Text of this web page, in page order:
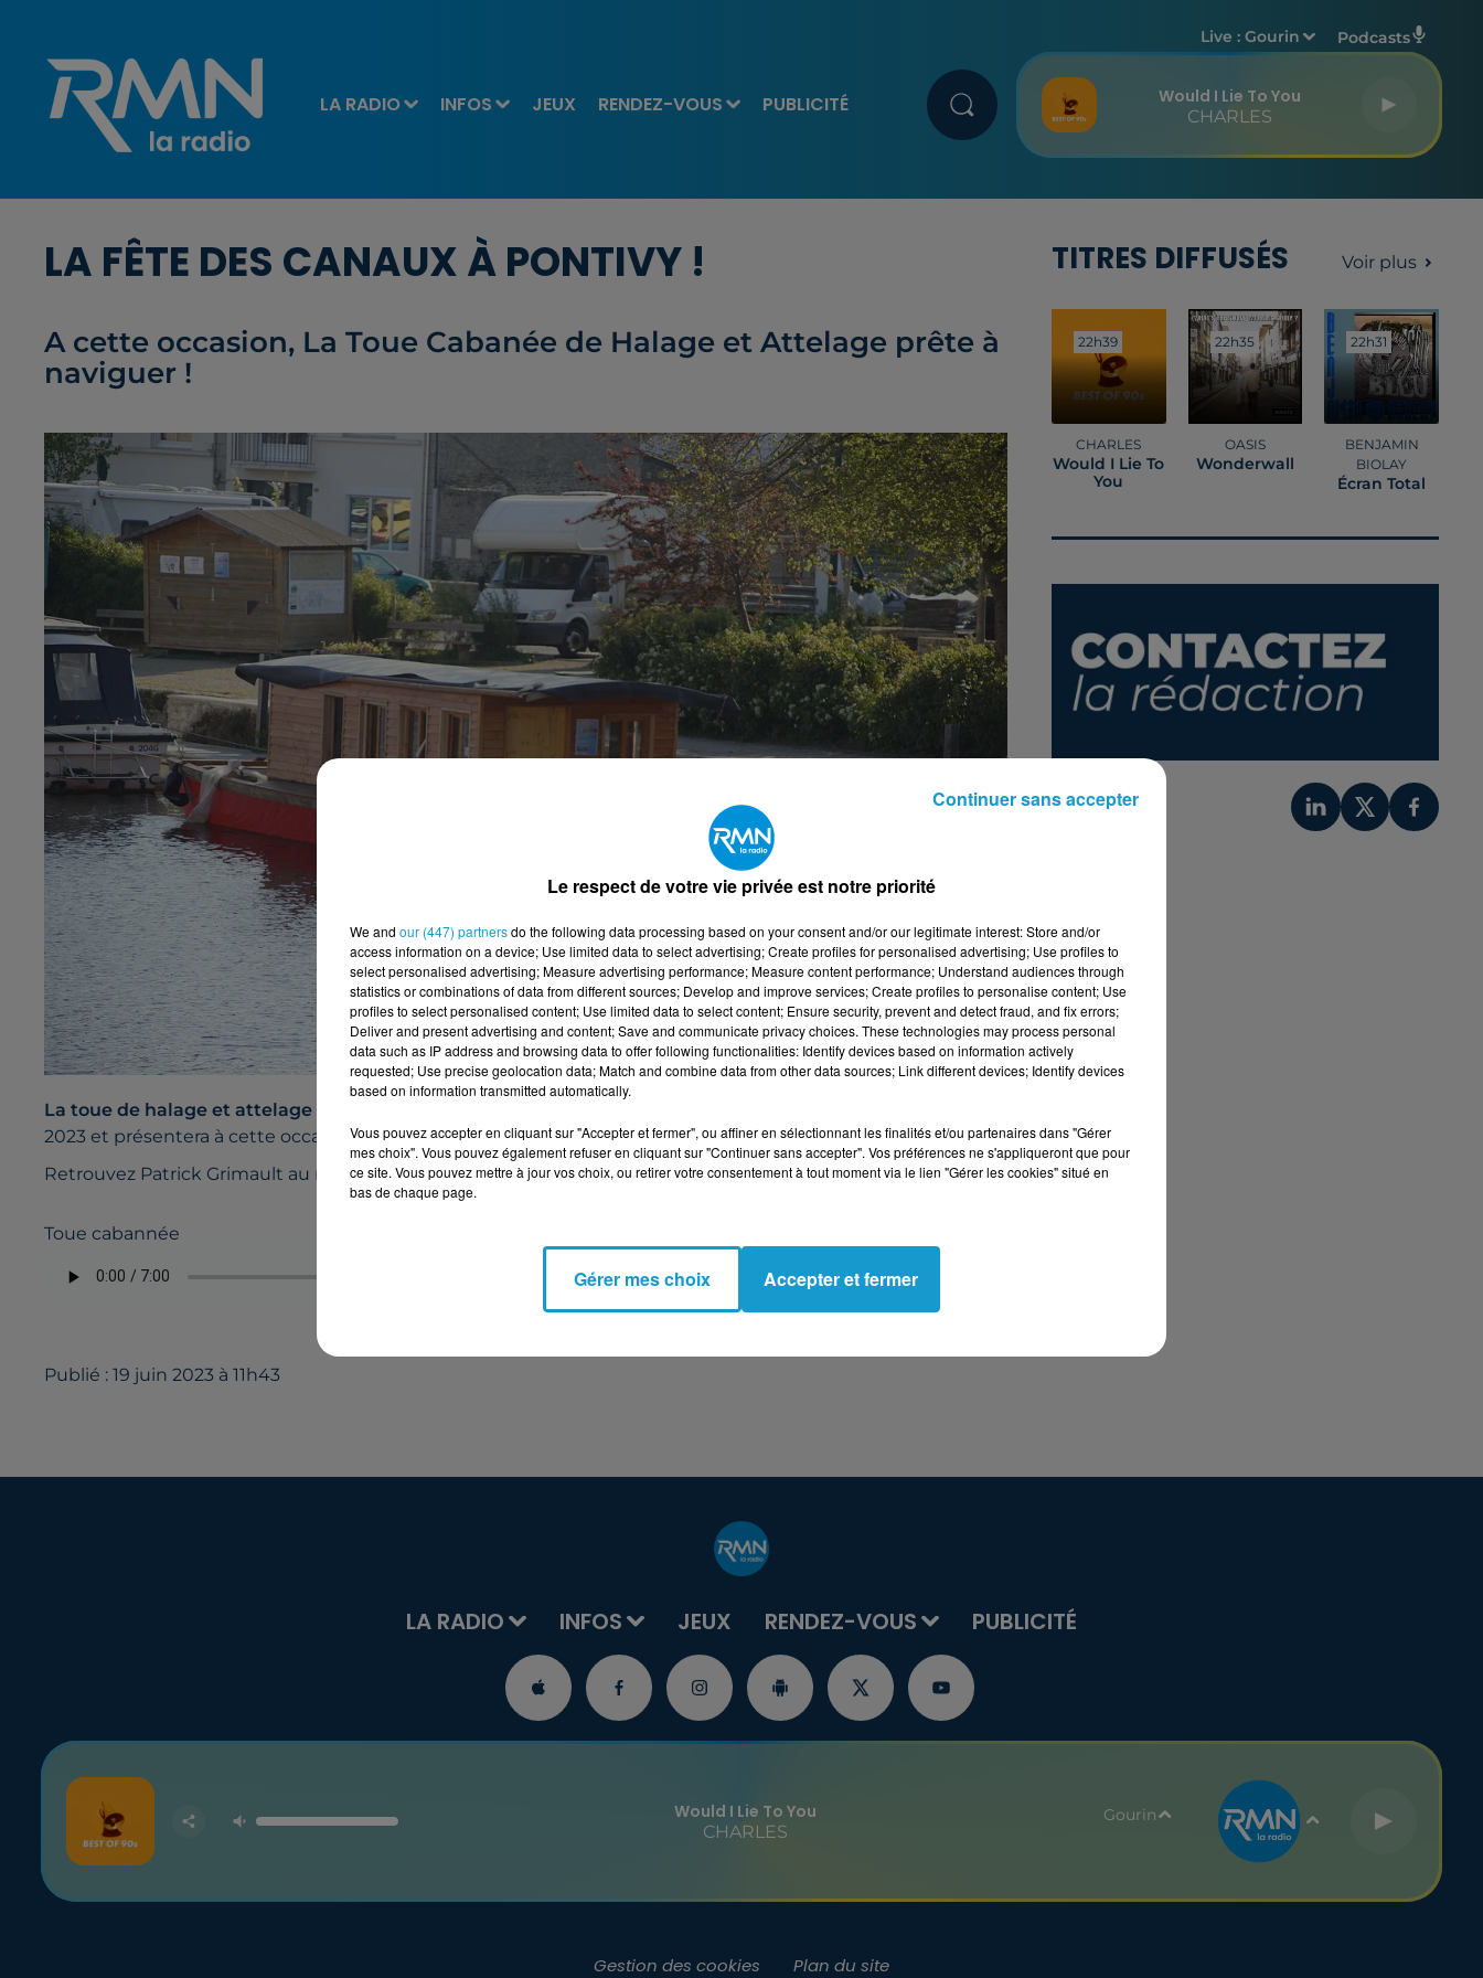
LA RADIO INFOS JEUX RENDEZ-VOUS PUBLICITÉ
Live :Gourin Podcasts
Would I Lie To You
CHARLES
LA FÊTE DES CANAUX À PONTIVY !
A cette occasion, La Toue Cabanée de Halage et Attelage prête à
naviguer !
La toue de halage et attelage
2023 et présentera à cette occasion au grand public, sa toue construite de toute pièce par l’association.
Retrouvez Patrick Grimault au micro de Quentin Malcoste
Toue cabannée
Publié : 19 juin 2023 à 11h43
TITRES DIFFUSÉS Voir plus
22h39
22h39
CHARLES
Would I Lie To
You
22h35
22h35
OASIS
Wonderwall
22h31
22h31
BENJAMIN
BIOLAY
Écran Total
LA RADIO INFOS JEUX RENDEZ-VOUS PUBLICITÉ
Would I Lie To You
CHARLES
Gourin
Gestion des cookies Plan du site
Le respect de votre vie privée est notre priorité
We and our (447) partnersdo the following data processing based on your consent and/or our legitimate interest: Store and/or
access information on a device; Use limited data to select advertising; Create profiles for personalised advertising; Use profiles to
select personalised advertising; Measure advertising performance; Measure content performance; Understand audiences through
statistics or combinations of data from different sources; Develop and improve services; Create profiles to personalise content; Use
profiles to select personalised content; Use limited data to select content; Ensure security, prevent and detect fraud, and fix errors;
Deliver and present advertising and content; Save and communicate privacy choices. These technologies may process personal
data such as IP address and browsing data to offer following functionalities: Identify devices based on information actively
requested; Use precise geolocation data; Match and combine data from other data sources; Link different devices; Identify devices
based on information transmitted automatically.
Vous pouvez accepter en cliquant sur "Accepter et fermer", ou affiner en sélectionnant les finalités et/ou partenaires dans "Gérer
mes choix". Vous pouvez également refuser en cliquant sur "Continuer sans accepter". Vos préférences ne s'appliqueront que pour
ce site. Vous pouvez mettre à jour vos choix, ou retirer votre consentement à tout moment via le lien "Gérer les cookies" situé en
bas de chaque page.
Gérer mes choix Accepter et fermer
Continuer sans accepter